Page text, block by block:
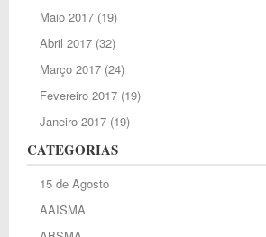
Maio 2017(19)
Abril 2017(32)
Março 2017(24)
Fevereiro 2017(19)
Janeiro 2017(19)
CATEGORIAS
15 de Agosto
AAISMA